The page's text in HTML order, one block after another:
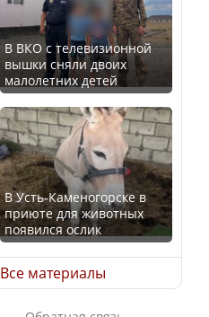
Трамп официально
вступил в должность
президента США
Луну признали объектом
культурного наследия,
находящегося под
угрозой исчезновения
В ВКО с телевизионной
вышки сняли двоих
малолетних детей
В Усть-Каменогорске в
приюте для животных
появился ослик
Все материалы